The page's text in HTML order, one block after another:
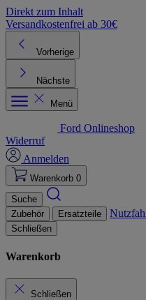
Direkt zum Inhalt
Versandkostenfrei ab 30€
Vorherige
Nächste
Menü
Ford Onlineshop
Widerruf
Anmelden
Warenkorb 0
Suche
Zubehör
Ersatzteile
Schließen
Warenkorb
Schließen